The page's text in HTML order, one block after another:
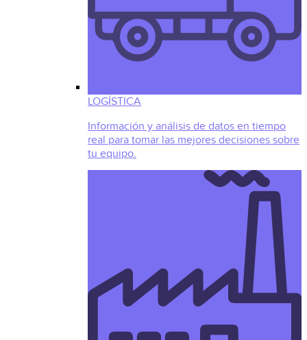
LOGÍSTICA
Información y análisis de datos en tiempo
real para tomar las mejores decisiones sobre
tu equipo.